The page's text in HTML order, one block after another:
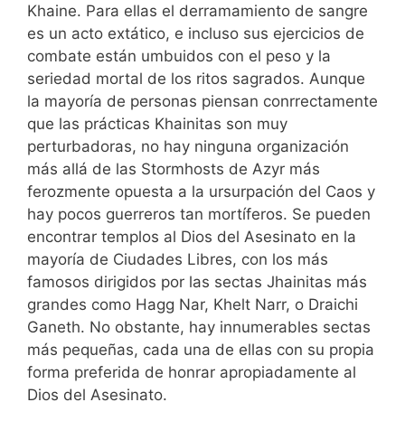
Khaine. Para ellas el derramamiento de sangre
es un acto extático, e incluso sus ejercicios de
combate están umbuidos con el peso y la
seriedad mortal de los ritos sagrados. Aunque
la mayoría de personas piensan conrrectamente
que las prácticas Khainitas son muy
perturbadoras, no hay ninguna organización
más allá de las Stormhosts de Azyr más
ferozmente opuesta a la ursurpación del Caos y
hay pocos guerreros tan mortíferos. Se pueden
encontrar templos al Dios del Asesinato en la
mayoría de Ciudades Libres, con los más
famosos dirigidos por las sectas Jhainitas más
grandes como Hagg Nar, Khelt Narr, o Draichi
Ganeth. No obstante, hay innumerables sectas
más pequeñas, cada una de ellas con su propia
forma preferida de honrar apropiadamente al
Dios del Asesinato.